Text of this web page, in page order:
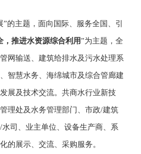
的主题，面向国际、服务全国、引
，推进水资源综合利用”为主题，全
网输送、建筑给排水及污水处理系
智慧水务、海绵城市及综合管廊建
展及技术交流。共商水行业新技
理处及水务管理部门、市政/建筑
司、业主单位、设备生产商、系
的展示、交流、采购服务。